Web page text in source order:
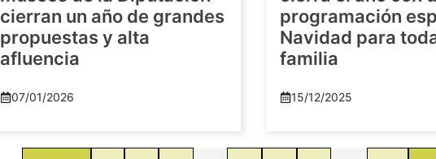
cierran un año de grandes
propuestas y alta
afluencia
07/01/2026
programación
Navidad para
familia
15/12/2025